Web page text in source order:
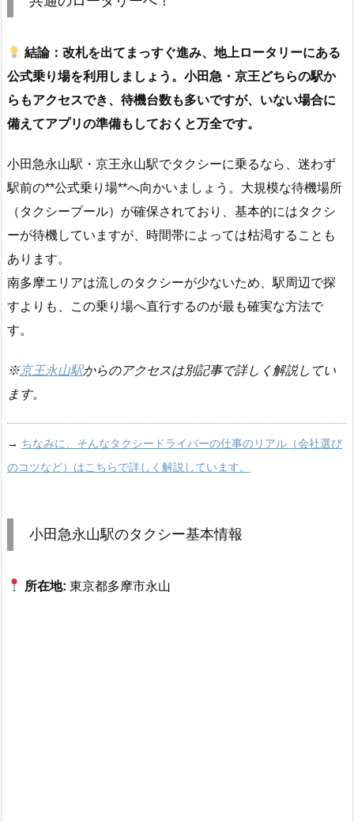
結論：改札を出てまっすぐ進み、地上ロータリーにある
公式乗り場を利用しましょう。小田急・京王どちらの駅か
らもアクセスでき、待機台数も多いですが、いない場合に
備えてアプリの準備もしておくと万全です。
小田急永山駅・京王永山駅でタクシーに乗るなら、迷わず
駅前の**公式乗り場**へ向かいましょう。大規模な待機場所
（タクシープール）が確保されており、基本的にはタクシ
ーが待機していますが、時間帯によっては枯渇することも
あります。
南多摩エリアは流しのタクシーが少ないため、駅周辺で探
すよりも、この乗り場へ直行するのが最も確実な方法で
す。
※京王永山駅からのアクセスは別記事で詳しく解説してい
ます。
→ ちなみに、そんなタクシードライバーの仕事のリアル（会社選び
のコツなど）はこちらで詳しく解説しています。
小田急永山駅のタクシー基本情報
所在地: 東京都多摩市永山